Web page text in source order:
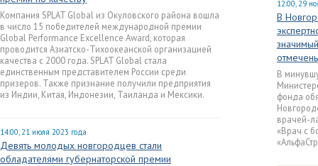
Компания SPLAT Global из Окуловского района вошла
в число 15 победителей международной премии
Global Performance Excellence Award, которая
проводится Азиатско-Тихоокеанской организацией
качества с 2000 года. SPLAT Global стала
единственным представителем России среди
призеров. Также признание получили предприятия
из Индии, Китая, Индонезии, Таиланда и Мексики.
14:00, 21 июля 2023 года
Девять молодых новгородцев стали
обладателями губернаторской премии
12:00, 29
В
В
фонда
врачей-
«Врач с